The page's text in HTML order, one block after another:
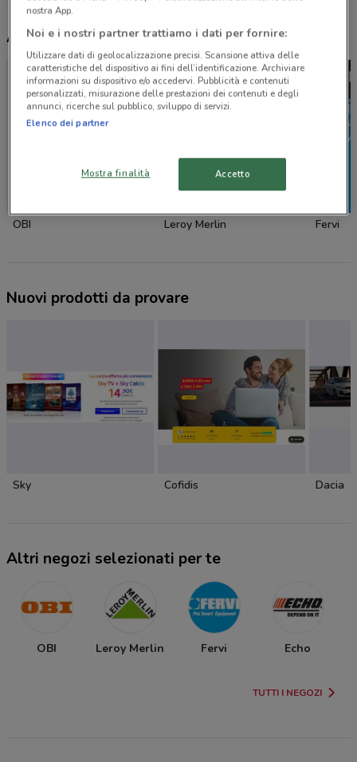
Altri volantini nelle vicinanze
OBI Leroy Merlin Fervi
Nuovi prodotti da provare
Sky Cofidis Dacia
Altri negozi selezionati per te
OBI Leroy Merlin Fervi Echo
TUTTI I NEGOZI
nostra App.
Noi e i nostri partner trattiamo i dati per fornire:
Utilizzare dati di geolocalizzazione precisi. Scansione attiva delle
caratteristiche del dispositivo ai fini dell’identificazione. Archiviare
informazioni su dispositivo e/o accedervi. Pubblicità e contenuti
personalizzati, misurazione delle prestazioni dei contenuti e degli
annunci, ricerche sul pubblico, sviluppo di servizi.
Elenco dei partner
Mostra finalità Accetto